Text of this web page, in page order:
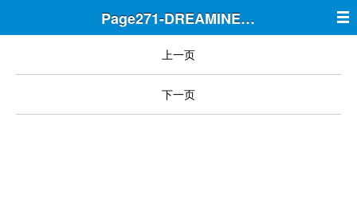
Page271-DREAMINE筑梦
上一页
下一页